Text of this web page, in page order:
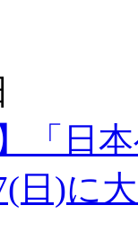
「日
日)に